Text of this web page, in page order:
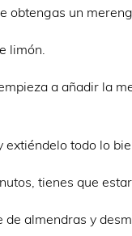
obtengas un
limón.
a añadir la
todo lo
tienes que
de almendras y